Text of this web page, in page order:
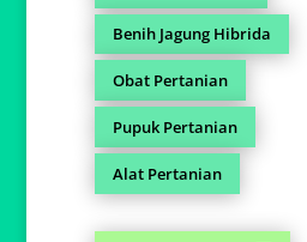
Benih Jagung Hibrida
Obat Pertanian
Pupuk Pertanian
Alat Pertanian